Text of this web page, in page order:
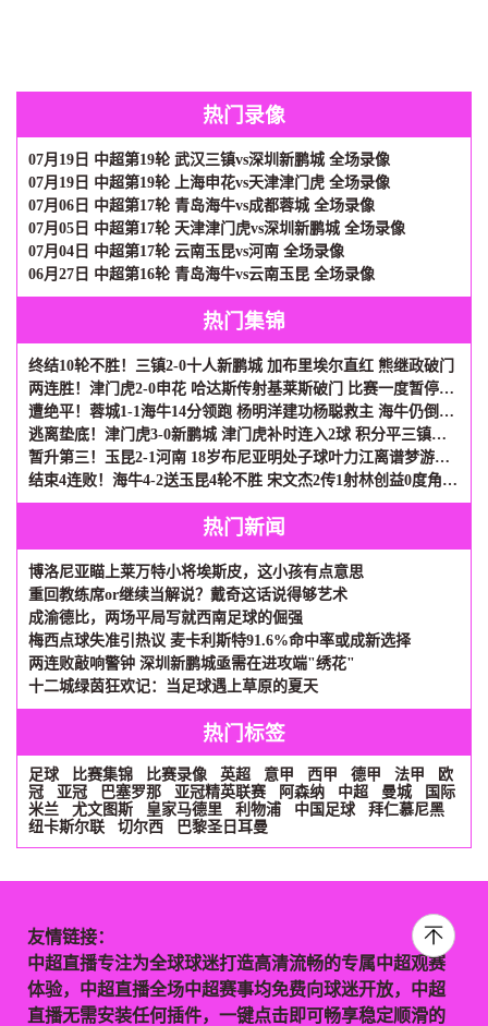
热门录像
07月19日 中超第19轮 武汉三镇vs深圳新鹏城 全场录像
07月19日 中超第19轮 上海申花vs天津津门虎 全场录像
07月06日 中超第17轮 青岛海牛vs成都蓉城 全场录像
07月05日 中超第17轮 天津津门虎vs深圳新鹏城 全场录像
07月04日 中超第17轮 云南玉昆vs河南 全场录像
06月27日 中超第16轮 青岛海牛vs云南玉昆 全场录像
热门集锦
终结10轮不胜！三镇2-0十人新鹏城 加布里埃尔直红 熊继政破门
两连胜！津门虎2-0申花 哈达斯传射基莱斯破门 比赛一度暂停1小时
遭绝平！蓉城1-1海牛14分领跑 杨明洋建功杨聪救主 海牛仍倒数第3
逃离垫底！津门虎3-0新鹏城 津门虎补时连入2球 积分平三镇升第15
暂升第三！玉昆2-1河南 18岁布尼亚明处子球叶力江离谱梦游送礼
结束4连败！海牛4-2送玉昆4轮不胜 宋文杰2传1射林创益0度角破门
热门新闻
博洛尼亚瞄上莱万特小将埃斯皮，这小孩有点意思
重回教练席or继续当解说？戴奇这话说得够艺术
成渝德比，两场平局写就西南足球的倔强
梅西点球失准引热议 麦卡利斯特91.6%命中率或成新选择
两连败敲响警钟 深圳新鹏城亟需在进攻端"绣花"
十二城绿茵狂欢记：当足球遇上草原的夏天
热门标签
足球 比赛集锦 比赛录像 英超 意甲 西甲 德甲 法甲
欧
冠
亚冠 巴塞罗那 亚冠精英联赛 阿森纳 中超 曼城
国际
米兰
尤文图斯 皇家马德里 利物浦 中国足球
拜仁慕尼黑
纽卡斯尔联
切尔西 巴黎圣日耳曼
友情链接：
中超直播专注为全球球迷打造高清流畅的专属中超观赛
体验，中超直播全场中超赛事均免费向球迷开放，中超
直播无需安装任何插件，一键点击即可畅享稳定顺滑的